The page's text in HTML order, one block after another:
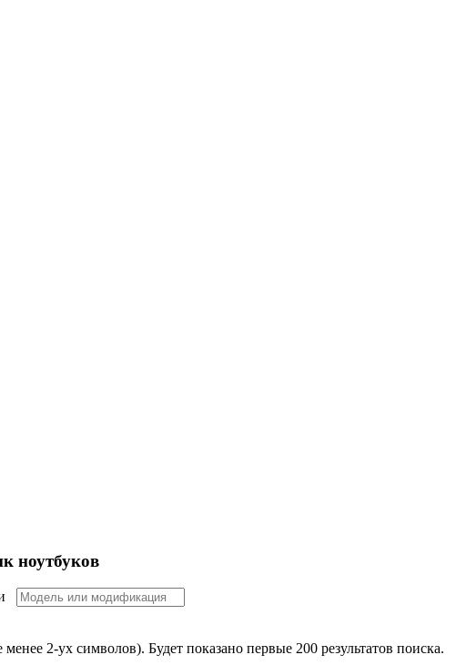
ноутбуков
2-ух символов). Будет показано первые 200 результатов поиска.